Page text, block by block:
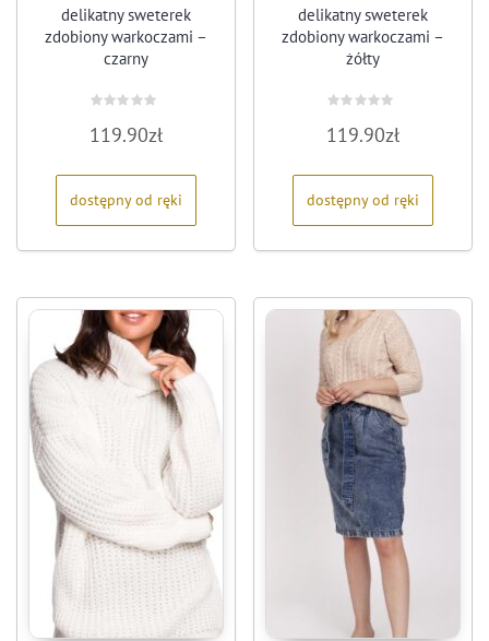
delikatny sweterek
zdobiony warkoczami –
czarny
0119.90zł
dostępny od ręki
delikatny sweterek
zdobiony warkoczami –
żółty
0
119.90zł
dostępny od ręki